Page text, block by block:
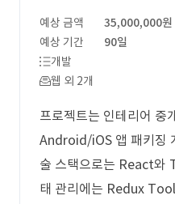
예상 금액
35,000,000원
예상 기간
90일
개발
웹 외 2개
프로젝트는 인테리어
Android/iOS 앱 패키징
술 스택으로는 React와
태 관리에는 Redux